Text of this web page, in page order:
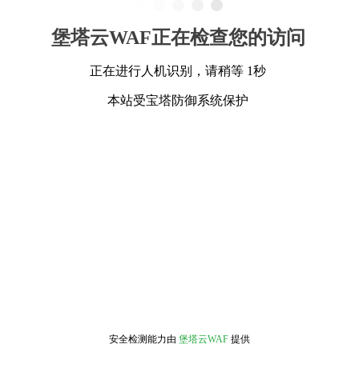
堡塔云WAF正在检查您的访问
正在进行人机识别，请稍等 1秒
本站受宝塔防御系统保护
安全检测能力由 堡塔云WAF 提供